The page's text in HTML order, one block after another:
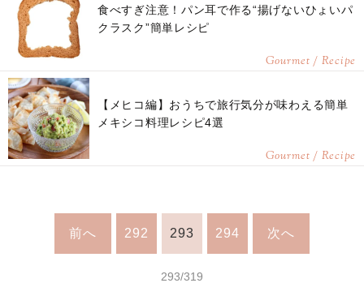
食べすぎ注意！パン耳で作る“揚げないひょいパ
クラスク”簡単レシピ
Gourmet / Recipe
【メヒコ編】おうちで旅行気分が味わえる簡単
メキシコ料理レシピ4選
Gourmet / Recipe
前へ 292 293 294 次へ
293/319